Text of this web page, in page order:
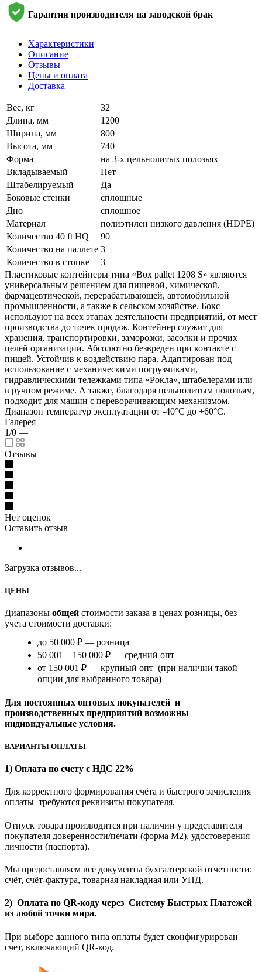
Гарантия производителя на заводской брак
Характеристики
Описание
Отзывы
Цены и оплата
Доставка
Вес, кг
32
Длина, мм
1200
Ширина, мм
800
Высота, мм
740
Форма
на 3-х цельнолитых полозьях
Вкладываемый
Нет
Штабелируемый
Да
Боковые стенки
сплошные
Дно
сплошное
Материал
полиэтилен низкого давления (HDPE)
Количество 40 ft HQ
90
Количество на паллете 3
Количество в стопке
3
Пластиковые контейнеры типа «Box pallet 1208 S» являются
универсальным решением для пищевой, химической,
фармацевтической, перерабатывающей, автомобильной
промышленности, а также в сельском хозяйстве. Бокс
используют на всех этапах деятельности предприятий, от мест
производства до точек продаж. Контейнер служит для
хранения, транспортировки, заморозки, засолки и прочих
целей организации. Абсолютно безвреден при контакте с
пищей. Устойчив к воздействию пара. Адаптирован под
использование с механическими погрузчиками,
гидравлическими тележками типа «Рокла», штабелерами или
в ручном режиме. А также, благодаря цельнолитым полозьям,
подходит для машин с переворачивающим механизмом.
Диапазон температур эксплуатации от -40°С до +60°С.
Галерея
1/0 —
Отзывы
Нет оценок
Оставить отзыв
Загрузка отзывов...
ЦЕНЫ
Диапазоны общей стоимости заказа в ценах розницы, без
учета стоимости доставки:
до 50 000 ₽ — розница
50 001 – 150 000 ₽ — средний опт
от 150 001 ₽ — крупный опт (при наличии такой
опции для выбранного товара)
Для постоянных оптовых покупателей и
производственных предприятий возможны
индивидуальные условия.
ВАРИАНТЫ ОПЛАТЫ
1) Оплата по счету с НДС 22%
Для корректного формирования счёта и быстрого зачисления
оплаты требуются реквизиты покупателя.
Отпуск товара производится при наличии у представителя
покупателя доверенности/печати (форма M2), удостоверения
личности (паспорта).
Мы предоставляем все документы бухгалтерской отчетности:
счёт, счёт-фактура, товарная накладная или УПД.
2) Оплата по QR-коду через Систему Быстрых Платежей
из любой точки мира.
При выборе данного типа оплаты будет сконфигурирован
счет, включающий QR-код.